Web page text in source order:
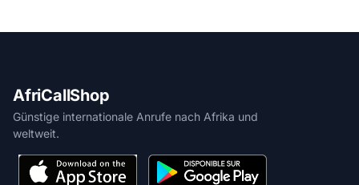
AfriCallShop
Günstige internationale Anrufe nach Afrika und
weltweit.